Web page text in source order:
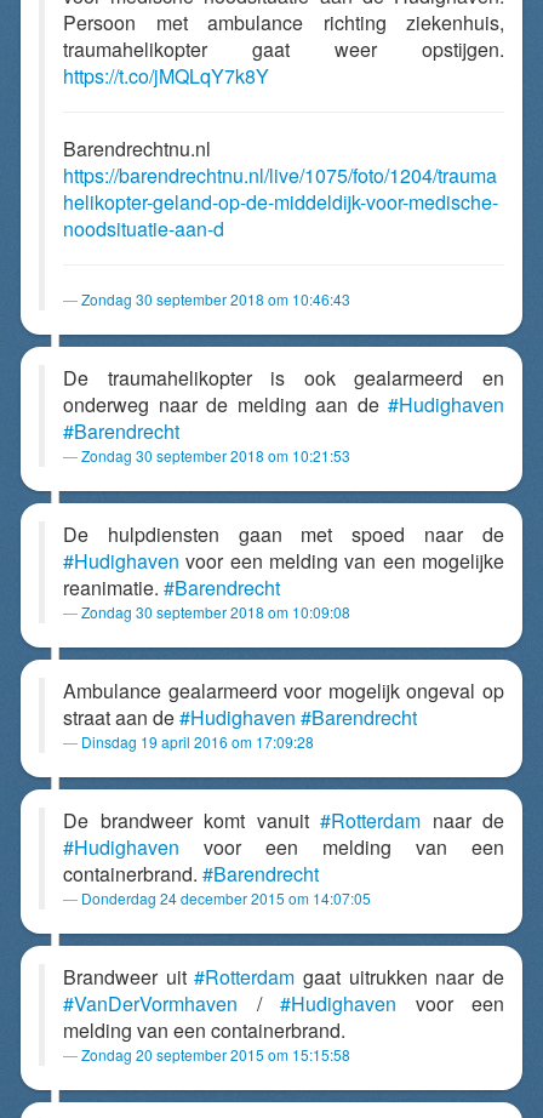
Persoon met ambulance richting ziekenhuis,
traumahelikopter gaat weer opstijgen.
https://t.co/jMQLqY7k8Y
Barendrechtnu.nl
https://barendrechtnu.nl/live/1075/foto/1204/trauma
helikopter-geland-op-de-middeldijk-voor-medische-
noodsituatie-aan-d
Zondag 30 september 2018 om 10:46:43
De traumahelikopter is ook gealarmeerd en
onderweg naar de melding aan de #Hudighaven
#Barendrecht
Zondag 30 september 2018 om 10:21:53
De hulpdiensten gaan met spoed naar de
#Hudighaven voor een melding van een mogelijke
reanimatie. #Barendrecht
Zondag 30 september 2018 om 10:09:08
Ambulance gealarmeerd voor mogelijk ongeval op
straat aan de#Hudighaven #Barendrecht
Dinsdag 19 april 2016 om 17:09:28
De brandweer komt vanuit #Rotterdam naar de
#Hudighaven voor een melding van een
containerbrand. #Barendrecht
Donderdag 24 december 2015 om 14:07:05
Brandweer uit#Rotterdam gaat uitrukken naar de
#VanDerVormhaven / #Hudighaven voor een
melding van een containerbrand.
Zondag 20 september 2015 om 15:15:58